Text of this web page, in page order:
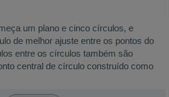
um plano e cinco círculos, e
de melhor ajuste entre os pontos do
entre os círculos também são
central de círculo construído como